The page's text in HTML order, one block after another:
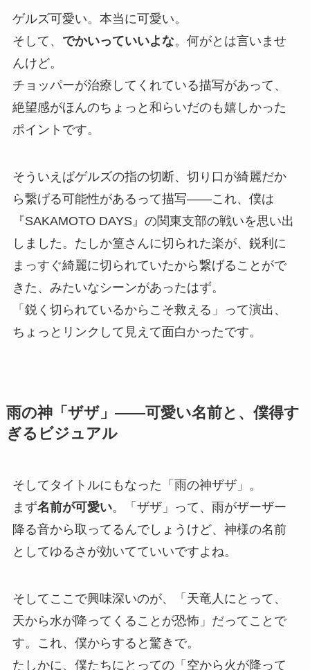
ゲルズ可愛い。本当に可愛い。
そして、 でかいっていいよな。何がとは言いませ
んけど。
チョッパーが治療してくれている描写があって、
絶望感がほんのちょっと和らいだのも嬉しかった
ポイントです。
そういえばゲルズの指の切断、切り口が綺麗だか
ら繋げる可能性があるって描写——これ、僕は
『SAKAMOTO DAYS』の関東支部の戦いを思い出
しました。たしか篁さんに切られた楽が、鋭利に
まっすぐ綺麗に切られていたから繋げることがで
きた、みたいなシーンがあったはず。
「鋭く切られているからこそ救える」って演出、
ちょっとリンクして見えて面白かったです。
雨の神「ザザ」——可愛い名前と、僕得す
ぎるビジュアル
そしてタイトルにもなった「雨の神ザザ」。
まず名前が可愛い。「ザザ」って、雨がザーザー
降る音から取ってるんでしょうけど、神様の名前
としてゆるさが効いてていいですよね。
そしてここで興味深いのが、「天竜人にとって、
天から水が降ってくることが恐怖」だってことで
す。これ、僕からすると驚きで。
たしかに、僕たちにとっての「空から火が降って